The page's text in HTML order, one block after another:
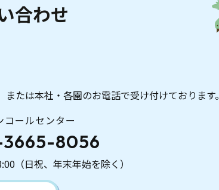
合わせ
たは本社・各園のお電話で受け付けております。
コールセンター
8056
（日祝、年末年始を除く）